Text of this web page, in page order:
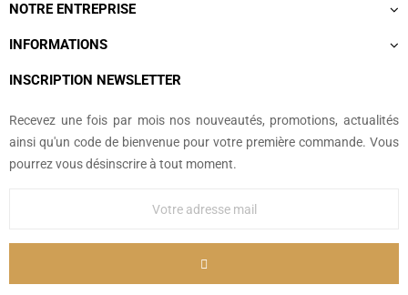
NOTRE ENTREPRISE
INFORMATIONS
INSCRIPTION NEWSLETTER
Recevez une fois par mois nos nouveautés, promotions, actualités
ainsi qu'un code de bienvenue pour votre première commande. Vous
pourrez vous désinscrire à tout moment.